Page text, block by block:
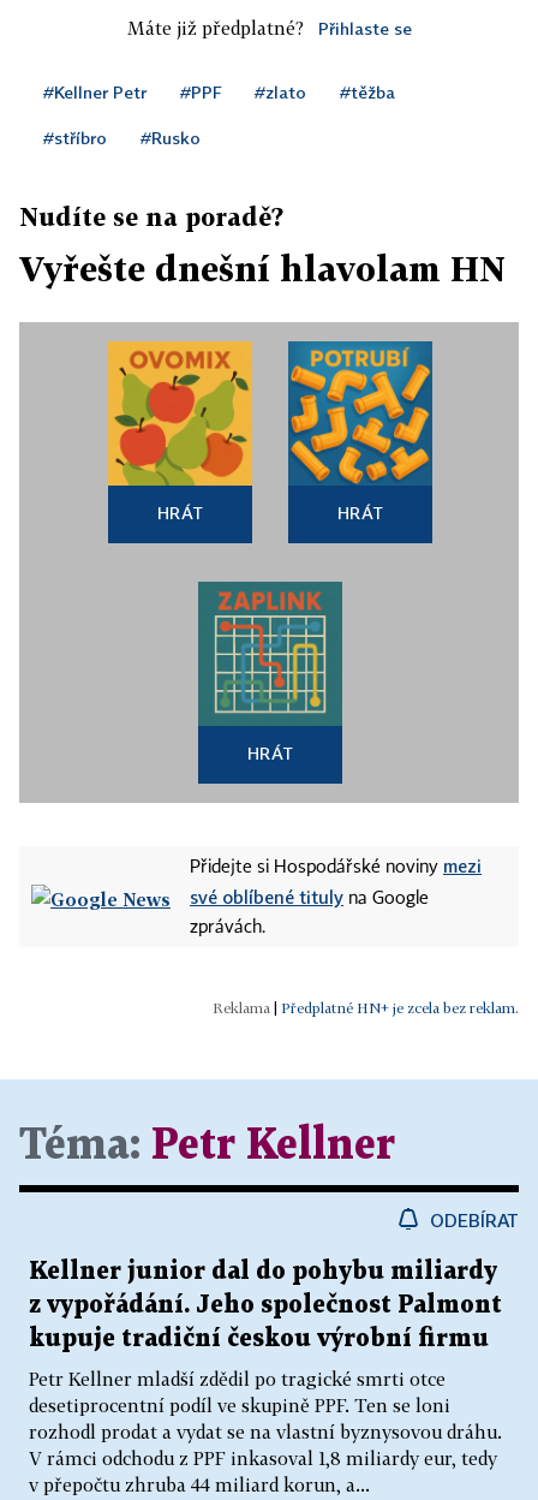
Máte již předplatné? Přihlaste se
#Kellner Petr #PPF #zlato #těžba
#stříbro #Rusko
Nudíte se na poradě?
Vyřešte dnešní hlavolam HN
HRÁT HRÁT
HRÁT
Přidejte si Hospodářské noviny mezi
své oblíbené tituly na Google
zprávách.
Předplatné HN+ je zcela bez reklam.
Téma: Petr Kellner
ODEBÍRAT
Kellner junior dal do pohybu miliardy
z vypořádání. Jeho společnost Palmont
kupuje tradiční českou výrobní firmu
Petr Kellner mladší zdědil po tragické smrti otce
desetiprocentní podíl ve skupině PPF. Ten se loni
rozhodl prodat a vydat se na vlastní byznysovou dráhu.
V rámci odchodu z PPF inkasoval 1,8 miliardy eur, tedy
v přepočtu zhruba 44 miliard korun, a...